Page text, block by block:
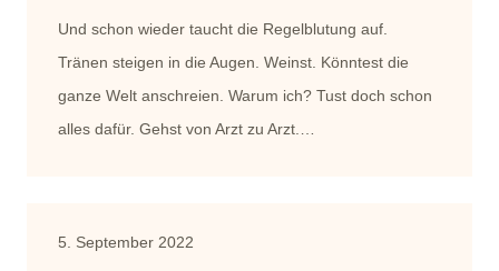
Und schon wieder taucht die Regelblutung auf.
Tränen steigen in die Augen. Weinst. Könntest die
ganze Welt anschreien. Warum ich? Tust doch schon
alles dafür. Gehst von Arzt zu Arzt.…
5. September 2022